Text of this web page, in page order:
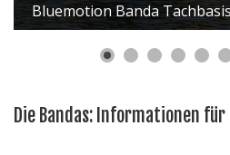
Bluemotion Banda
Die Bandas: Informationen